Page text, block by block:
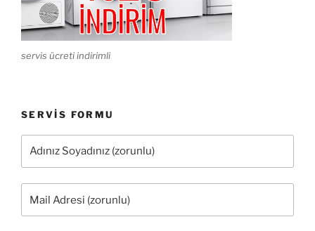
servis ücreti indirimli
SERVIS FORMU